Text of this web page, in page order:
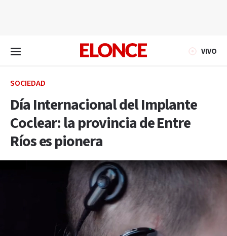
VIVO
SOCIEDAD
Día Internacional del Implante
Coclear: la provincia de Entre
Ríos es pionera